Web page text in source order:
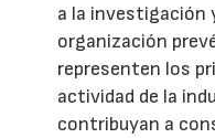
a la investigación
organización
representen los
actividad de la
contribuyan a